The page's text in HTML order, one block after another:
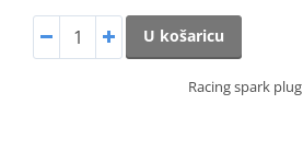
U košaricu
Racing spark plug